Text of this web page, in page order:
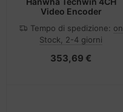
Video Encoder
Tempo di spedizione: on
Stock, 2-4 giorni
353,69 €